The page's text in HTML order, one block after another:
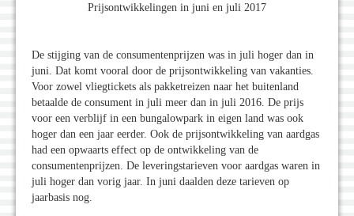
Prijsontwikkelingen in juni en juli 2017
De stijging van de consumentenprijzen was in juli hoger dan in
juni. Dat komt vooral door de prijsontwikkeling van vakanties.
Voor zowel vliegtickets als pakketreizen naar het buitenland
betaalde de consument in juli meer dan in juli 2016. De prijs
voor een verblijf in een bungalowpark in eigen land was ook
hoger dan een jaar eerder. Ook de prijsontwikkeling van aardgas
had een opwaarts effect op de ontwikkeling van de
consumentenprijzen. De leveringstarieven voor aardgas waren in
juli hoger dan vorig jaar. In juni daalden deze tarieven op
jaarbasis nog.